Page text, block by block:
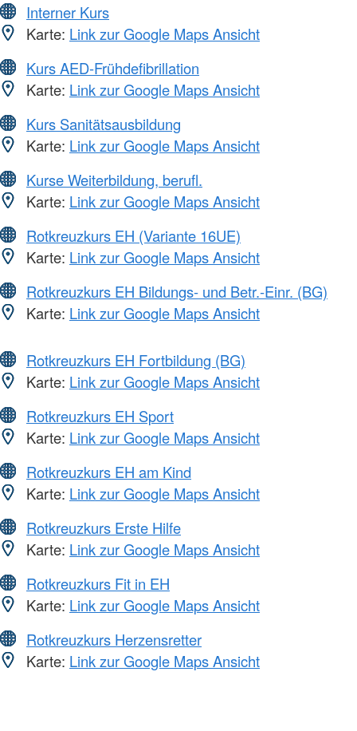
Interner Kurs
Karte: Link zur Google Maps Ansicht
Kurs AED-Frühdefibrillation
Karte: Link zur Google Maps Ansicht
Kurs Sanitätsausbildung
Karte: Link zur Google Maps Ansicht
Kurse Weiterbildung, berufl.
Karte: Link zur Google Maps Ansicht
Rotkreuzkurs EH (Variante 16UE)
Karte: Link zur Google Maps Ansicht
Rotkreuzkurs EH Bildungs- und Betr.-Einr. (BG)
Karte: Link zur Google Maps Ansicht
Rotkreuzkurs EH Fortbildung (BG)
Karte: Link zur Google Maps Ansicht
Rotkreuzkurs EH Sport
Karte: Link zur Google Maps Ansicht
Rotkreuzkurs EH am Kind
Karte: Link zur Google Maps Ansicht
Rotkreuzkurs Erste Hilfe
Karte: Link zur Google Maps Ansicht
Rotkreuzkurs Fit in EH
Karte: Link zur Google Maps Ansicht
Rotkreuzkurs Herzensretter
Karte: Link zur Google Maps Ansicht